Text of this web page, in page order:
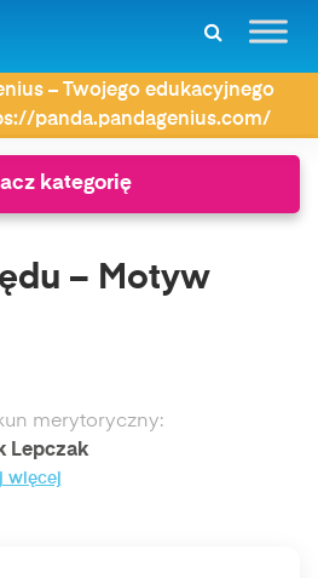
– Twojego edukacyjnego
panda.pandagenius.com/
kategorię
– Motyw
merytoryczny:
Lepczak
więcej